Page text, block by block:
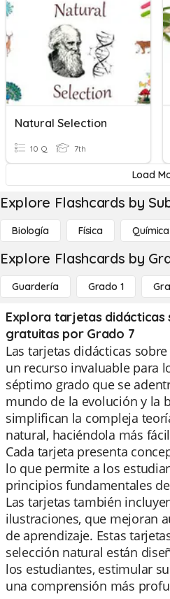
Natural Selection
10 Q 7th
Load
Explore Flashcards by
Biología Física Química
Explore Flashcards by
Guardería Grado 1
Explora tarjetas didácticas
gratuitas por Grado 7
Las tarjetas didácticas
un recurso invaluable para
séptimo grado que se
mundo de la evolución y la
simplifican la compleja
natural, haciéndola más
Cada tarjeta presenta
lo que permite a los
principios fundamentales
Las tarjetas también
ilustraciones, que mejoran
de aprendizaje. Estas
selección natural están
los estudiantes, estimular
una comprensión más